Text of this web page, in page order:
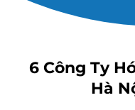
6 Công Ty
Hà